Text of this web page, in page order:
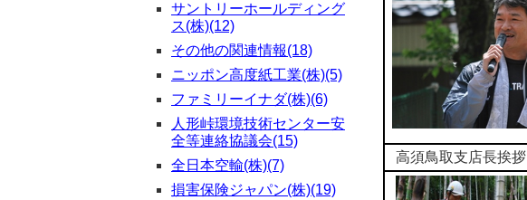
サントリーホールディング
ス(株)(12)
その他の関連情報(18)
ニッポン高度紙工業(株)(5)
ファミリーイナダ(株)(6)
人形峠環境技術センター安
全等連絡協議会(15)
全日本空輸(株)(7)
損害保険ジャパン(株)(19)
高須鳥取支店長挨拶